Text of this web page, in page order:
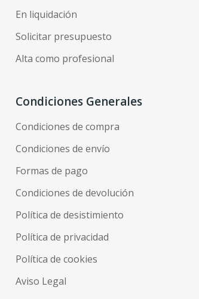
En liquidación
Solicitar presupuesto
Alta como profesional
Condiciones Generales
Condiciones de compra
Condiciones de envío
Formas de pago
Condiciones de devolución
Política de desistimiento
Política de privacidad
Política de cookies
Aviso Legal